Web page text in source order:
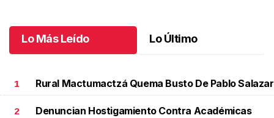
Lo Más Leído Lo Último
1 Rural Mactumactzá Quema Busto De Pablo Salazar
2 Denuncian Hostigamiento Contra Académicas